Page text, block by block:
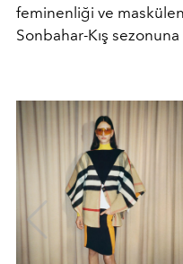
feminenliği ve
Sonbahar-Kış